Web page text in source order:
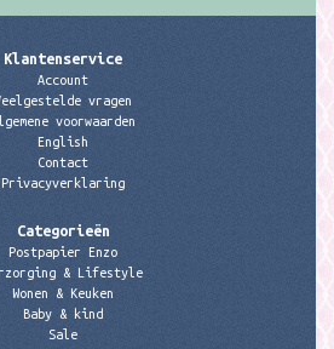
Klantenservice
Account
vragen
voorwaarden
English
Contact
Privacyverklaring
Categorieën
Postpapier Enzo
& Lifestyle
Wonen & Keuken
Baby & kind
Sale